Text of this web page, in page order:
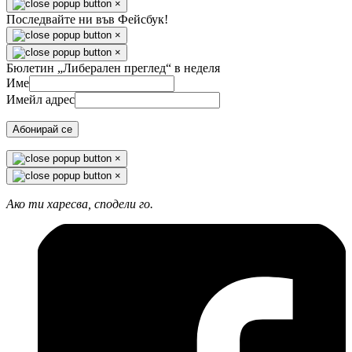
×
Последвайте ни във Фейсбук!
×
×
Бюлетин „Либерален преглед“ в неделя
Име
Имейл адрес
Абонирай се
×
×
Ако ти харесва, сподели го.